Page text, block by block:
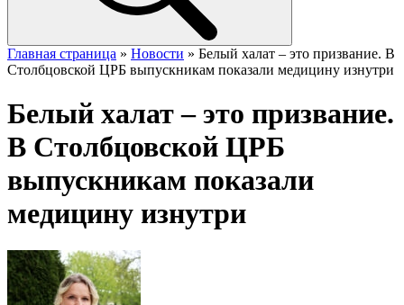
Главная страница » Новости » Белый халат – это призвание. В
Столбцовской ЦРБ выпускникам показали медицину изнутри
Белый халат – это призвание.
В Столбцовской ЦРБ
выпускникам показали
медицину изнутри